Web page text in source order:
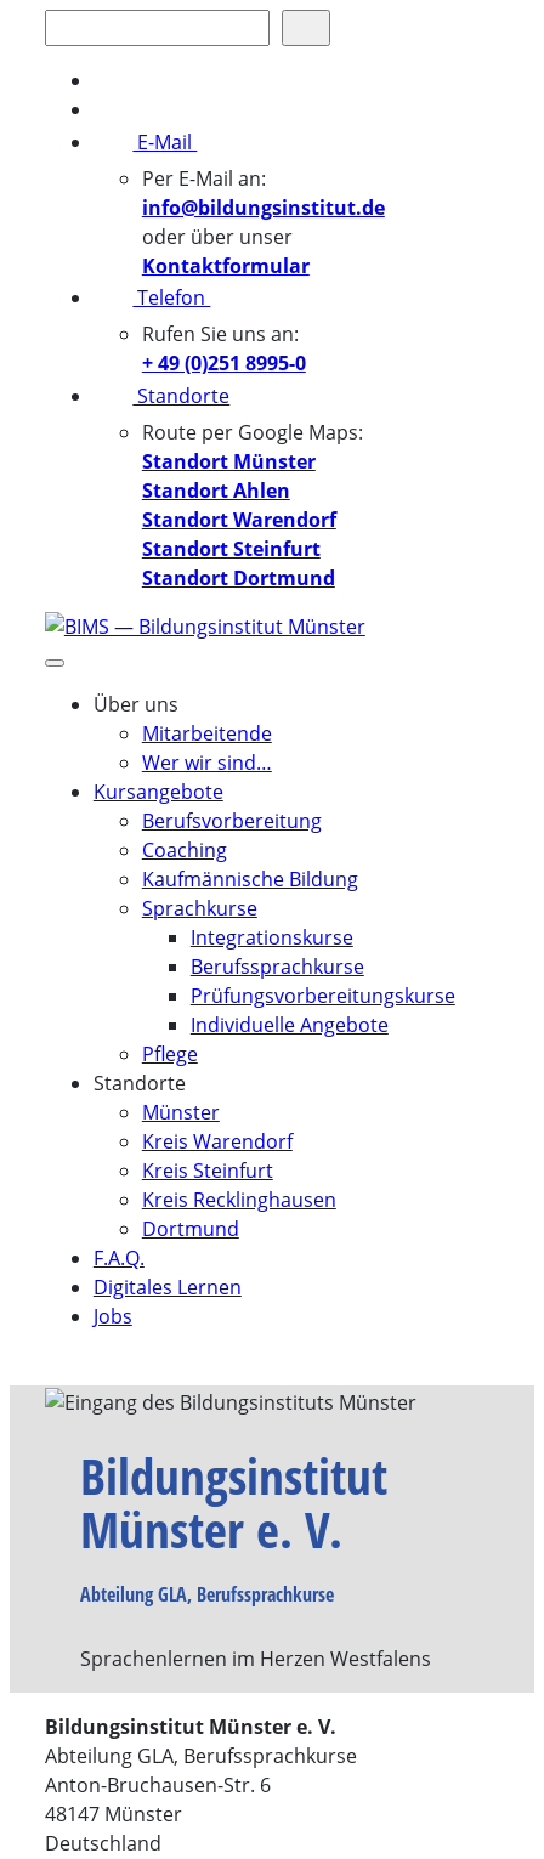
E-Mail
Per E-Mail an:
info@bildungsinstitut.de
oder über unser
Kontaktformular
Telefon
Rufen Sie uns an:
+ 49 (0)251 8995-0
Standorte
Route per Google Maps:
Standort Münster
Standort Ahlen
Standort Warendorf
Standort Steinfurt
Standort Dortmund
Über uns
Mitarbeitende
Wer wir sind…
Kursangebote
Berufsvorbereitung
Coaching
Kaufmännische Bildung
Sprachkurse
Integrationskurse
Berufssprachkurse
Prüfungsvorbereitungskurse
Individuelle Angebote
Pflege
Standorte
Münster
Kreis Warendorf
Kreis Steinfurt
Kreis Recklinghausen
Dortmund
F.A.Q.
Digitales Lernen
Jobs
Bildungsinstitut
Münster e. V.
Abteilung GLA, Berufssprachkurse
Sprachenlernen im Herzen Westfalens
Bildungsinstitut Münster e. V.
Abteilung GLA, Berufssprachkurse
Anton-Bruchausen-Str. 6
48147 Münster
Deutschland